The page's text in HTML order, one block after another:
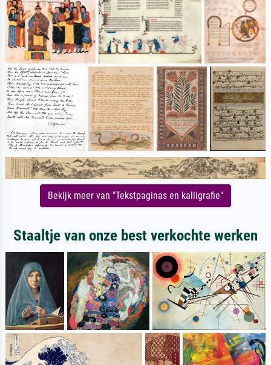
Bekijk meer van "Tekstpaginas en kalligrafie"
Staaltje van onze best verkochte werken